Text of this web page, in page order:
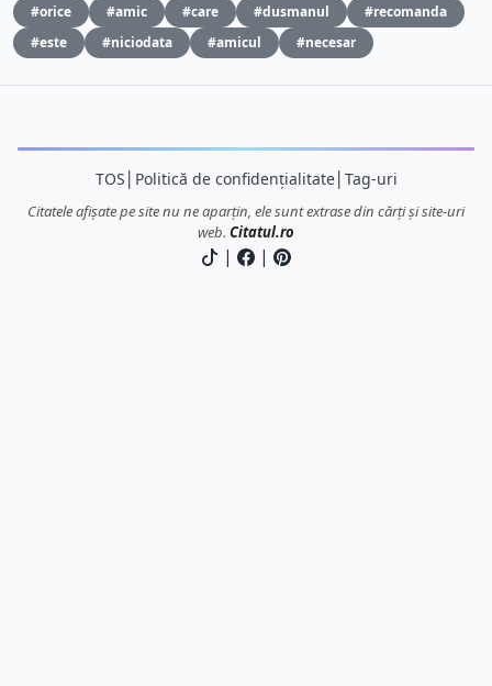
#orice #amic #care #dusmanul
#recomanda
#este
#niciodata #amicul #necesar
TOS Politică de confidențialitate│ Tag-uri
Citatele afișate pe site nu ne aparțin, ele sunt extrase din cărți și site-uri
web. Citatul.ro
| |